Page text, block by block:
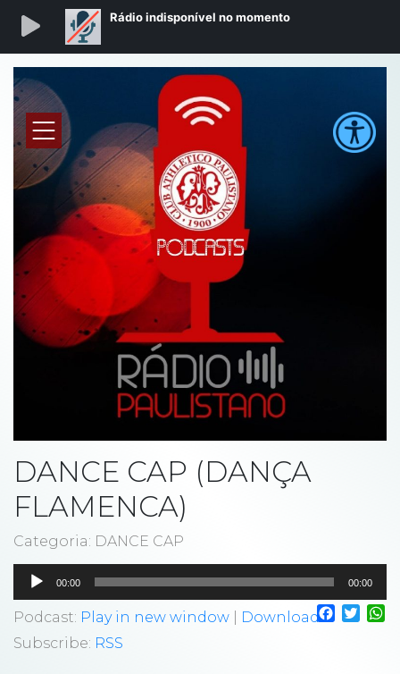
DANCE CAP (DANÇA
FLAMENCA)
Categoria: DANCE CAP
Tocador
áudio
00:00 00:00
Podcast: Play in new window
Download
Subscribe: RSS